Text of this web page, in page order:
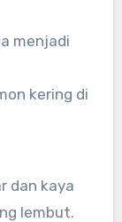
menjadi
kering di
dan kaya
lembut.